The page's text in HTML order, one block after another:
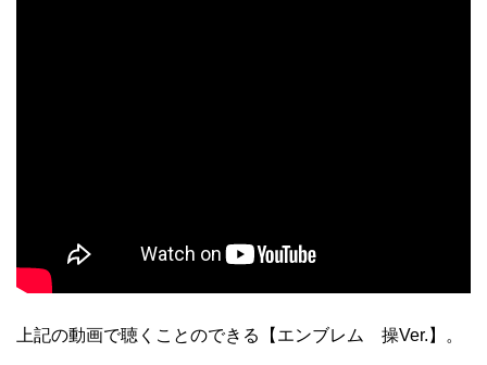
上記の動画で聴くことのできる【エンブレム 操Ver.】。